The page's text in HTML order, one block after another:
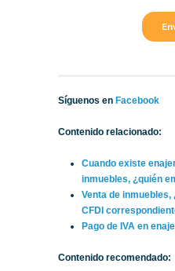
Síguenos en Facebook
Contenido relacionado:
Cuando existe
inmuebles, ¿quién
Venta de inmuebles,
CFDI
Pago de IVA en
Contenido recomendado: